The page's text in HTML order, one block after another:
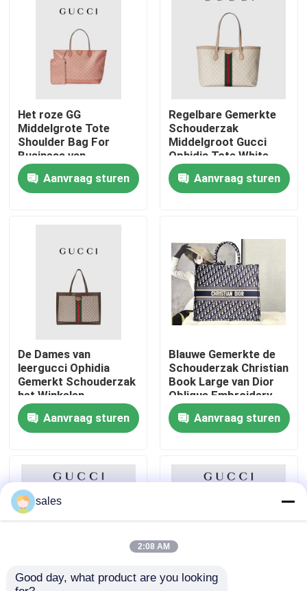
Huis
Ongeveer ons
Fabrieksreis
Kwaliteitscontrole
Nieuws
bloggen
Het roze GG
Middelgrote Tote
Shoulder Bag For
Business van
Canvasgucci Ophidia
ReizenAanvraag sturen
Regelbare Gemerkte
Schouderzak
Middelgroot Gucci
Ophidia Tote White
For Woman
Aanvraag sturen
De Dames van
leergucci Ophidia
Gemerkt Schouderzak
het Winkelen
Totalisator
Aanvraag sturen
Blauwe Gemerkte de
Schouderzak Christian
Book Large van Dior
Oblique Embroidery
Canvas Navy
Aanvraag sturen
sales
2:08 AM
Good day, what product are you looking